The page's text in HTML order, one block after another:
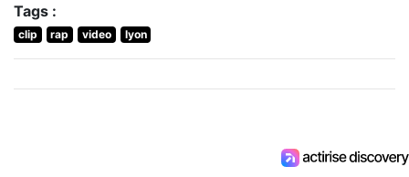
Tags :
clip rap video lyon